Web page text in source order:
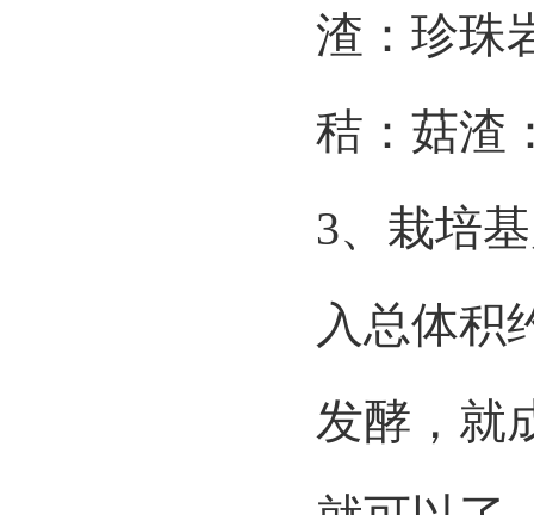
渣：珍珠
秸：菇渣
3、 栽培
入总体积
发酵，就